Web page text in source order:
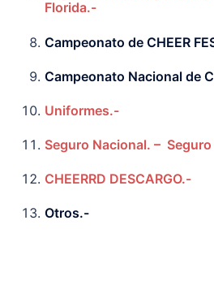
Florida.-
Campeonato de CHEER
Campeonato Nacional de
Uniformes.-
Seguro Nacional. –
CHEERRD DESCARGO.-
Otros.-